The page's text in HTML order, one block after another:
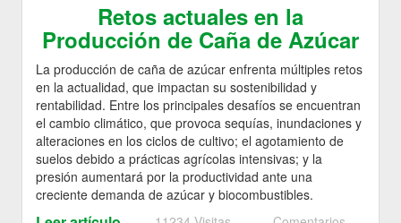
Retos actuales en la
Producción de Caña de Azúcar
La producción de caña de azúcar enfrenta múltiples retos
en la actualidad, que impactan su sostenibilidad y
rentabilidad. Entre los principales desafíos se encuentran
el cambio climático, que provoca sequías, inundaciones y
alteraciones en los ciclos de cultivo; el agotamiento de
suelos debido a prácticas agrícolas intensivas; y la
presión aumentará por la productividad ante una
creciente demanda de azúcar y biocombustibles.